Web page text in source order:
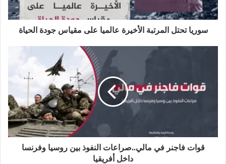
ب
سوريا تحتل المرتبة الأخيرة عالميا على مقياس جودة الحياة
قوات فاجنر في مالي..صراعات النفوذ بين روسيا وفرنسا
داخل أفريقيا